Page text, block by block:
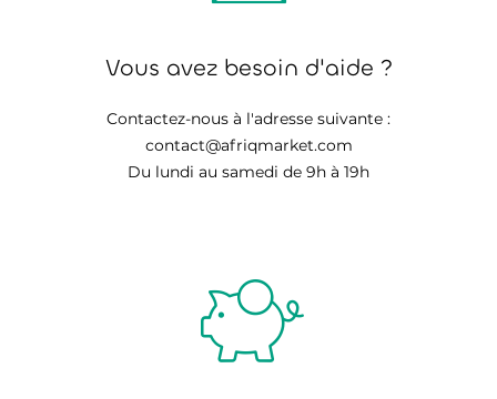
Vous avez besoin d'aide ?
Contactez-nous à l'adresse suivante :
contact@afriqmarket.com
Du lundi au samedi de 9h à 19h